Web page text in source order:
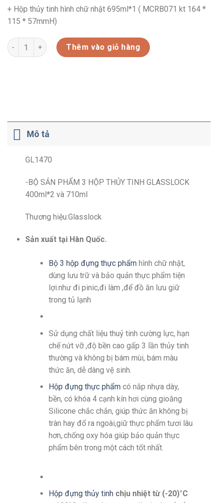
+ Hộp thủy tinh hình chữ nhật 695ml*1 ( MCRB071 kt 164 *
115 * 57mmH)
GL1470-BỘ 3 HỘP THỦY TINH CƯỜNG LỰC
Thêm vào giỏ hàng
Mô tả
GL1470
-BỘ SẢN PHẨM 3 HỘP THỦY TINH GLASSLOCK
400ml*2 và 710ml
Thương hiệu:Glasslock
Sản xuất tại Hàn Quốc.
Bộ 3 hộp đựng thực phẩmhình chữ nhật,
dùng lưu trữ và bảo quản thực phẩm tiện
lợi.như đi pinic,đi làm ,để đồ ăn lưu giữ
trong tủ lạnh
Sử dụng chất liệu thuỷ tinh cường lực, hạn
chế nứt vỡ ,độ bền cao gấp 3 lần thủy tinh
thường và không bị bám mùi, bám màu
thức ăn, dễ dàng vệ sinh.
Hộp đựng thực phẩmcó nắp nhựa dày,
bền, có khóa 4 cạnh kín hơi cùng gioăng
Silicone chắc chắn, giúp thức ăn không bị
tràn hay đổ ra ngoài,giữ thực phẩm tươi lâu
hơn,.chống oxy hóa giúp bảo quản thực
phẩm bên trong một cách tốt nhất.
Hộp đựng thủy tinh chịu nhiệt từ (-20)°C